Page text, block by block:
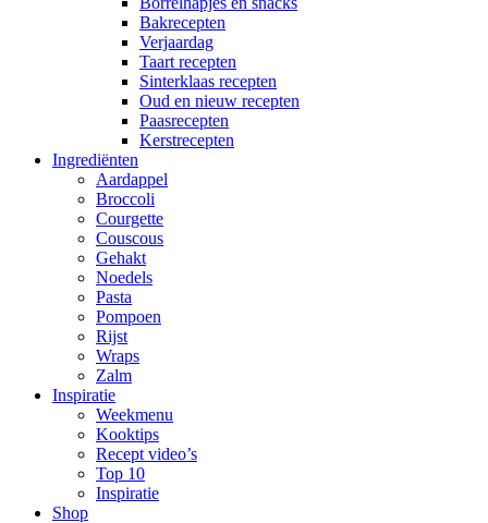
Bakrecepten
Verjaardag
Taart recepten
Sinterklaas recepten
Oud en nieuw recepten
Paasrecepten
Kerstrecepten
Ingrediënten
Aardappel
Broccoli
Courgette
Couscous
Gehakt
Noedels
Pasta
Pompoen
Rijst
Wraps
Zalm
Inspiratie
Weekmenu
Kooktips
Recept video’s
Top 10
Inspiratie
Shop